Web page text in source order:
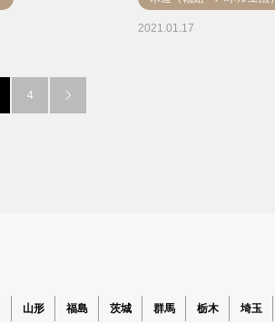
2021.01.17
4 
山形 福島 茨城 群馬 栃木 埼玉